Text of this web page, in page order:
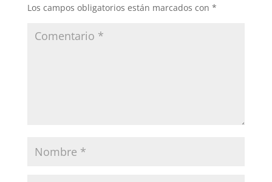
Los campos obligatorios están marcados con *